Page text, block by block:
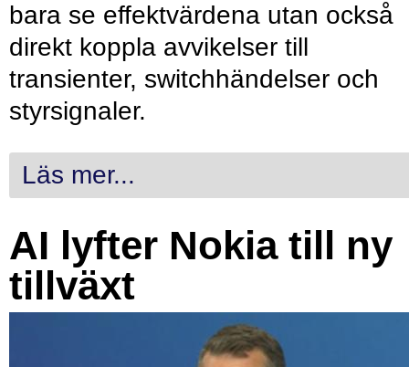
bara se effektvärdena utan också
direkt koppla avvikelser till
transienter, switchhändelser och
styrsignaler.
Läs mer...
AI lyfter Nokia till ny
tillväxt